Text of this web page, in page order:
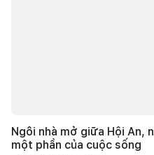
Ngôi nhà mở giữa Hội An,
một phần của cuộc sống